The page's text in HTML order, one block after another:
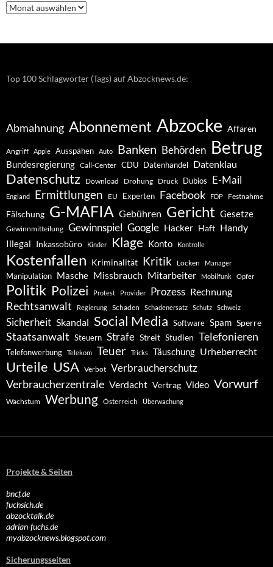
Nachrichten
–
Top 100 Schlagwörter (Tags) auf Abzocknews.de:
Abmahnung Abonnement Abzocke Affären
Angriff Apple Ausspähen Auto Banken Behörden Betrug
Bundesregierung Call-Center CDU Datenhandel Datenklau
Datenschutz Download Drohung Druck Dubios E-Mail
England Ermittlungen EU Experten Facebook FDP Festnahme
Fälschung G-MAFIA Gebühren Gericht Gesetze
Gewinnmitteilung Gewinnspiel Google Hacker Haft Handy
Illegal Inkassobüro Kinder Klage Konto Kontrolle
Kostenfallen Kriminalität Kritik Locken Manager
Manipulation Masche Missbrauch Mitarbeiter Mobilfunk Opfer
Politik Polizei Protest Provider Prozess Rechnung
Rechtsanwalt Regierung Schaden Schadenersatz Schutz Schweiz
Sicherheit Skandal Social Media Software Spam Sperre
Staatsanwalt Steuern Strafe Streit Studien Telefonieren
Telefonwerbung Telekom Teuer Tricks Täuschung Urheberrecht
Urteile USA Verbot Verbraucherschutz
Verbraucherzentrale Verdacht Vertrag Video Vorwurf
Wachstum Werbung Österreich Überwachung
Projekte & Seiten
bncf.de
fuchsich.de
abzocktalk.de
adrian-fuchs.de
myabzocknews.blogspot.com
Sicherungsseiten